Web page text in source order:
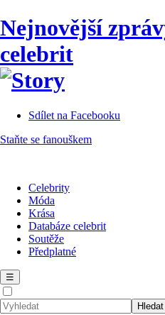
Nejnovější
celebrit
Sdílet na Facebooku
Staňte se fanouškem
Celebrity
Móda
Krása
Databáze celebrit
Soutěže
Předplatné
☰